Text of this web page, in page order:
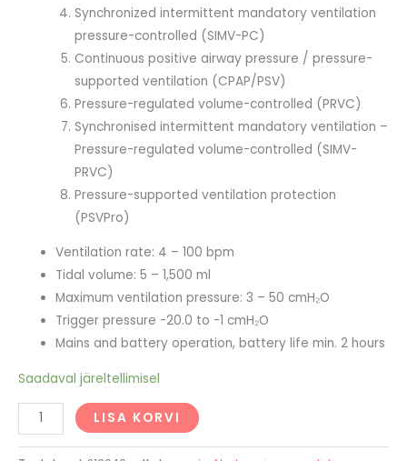
Synchronized intermittent mandatory ventilation
pressure-controlled (SIMV-PC)
Continuous positive airway pressure / pressure-
supported ventilation (CPAP/PSV)
Pressure-regulated volume-controlled (PRVC)
Synchronised intermittent mandatory ventilation –
Pressure-regulated volume-controlled (SIMV-
PRVC)
Pressure-supported ventilation protection
(PSVPro)
Ventilation rate: 4 – 100 bpm
Tidal volume: 5 – 1,500 ml
Maximum ventilation pressure: 3 – 50 cmH₂O
Trigger pressure -20.0 to -1 cmH₂O
Mains and battery operation, battery life min. 2 hours
Saadaval järeltellimisel
LISA KORVI